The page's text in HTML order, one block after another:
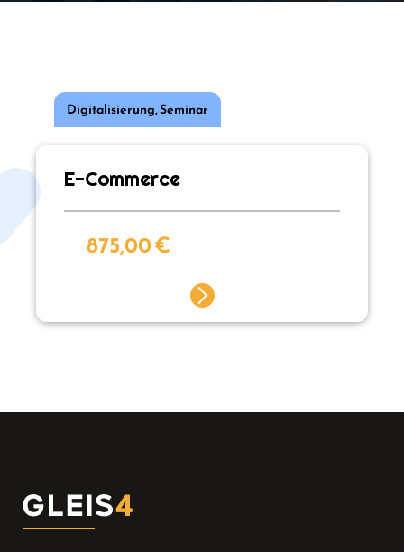
Digitalisierung,Seminar
E-Commerce
875,00€